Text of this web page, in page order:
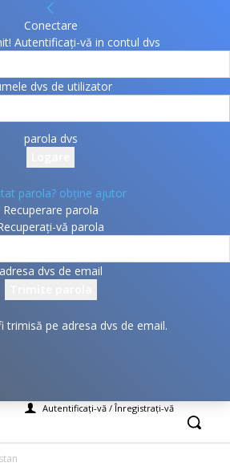
Conectare
Autentificați-vă in contul dvs
dvs de utilizator
parola dvs
parola? obține ajutor
Recuperare parola
vă parola
adresa dvs de email
trimisă pe adresa dvs de email.
Autentificați-vă / Înregistrați-vă